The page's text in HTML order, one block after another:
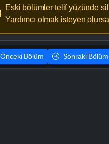
Eski bölümler telif yüzünde
Yardımcı olmak isteyen
Önceki Bölüm Sonraki Bölüm